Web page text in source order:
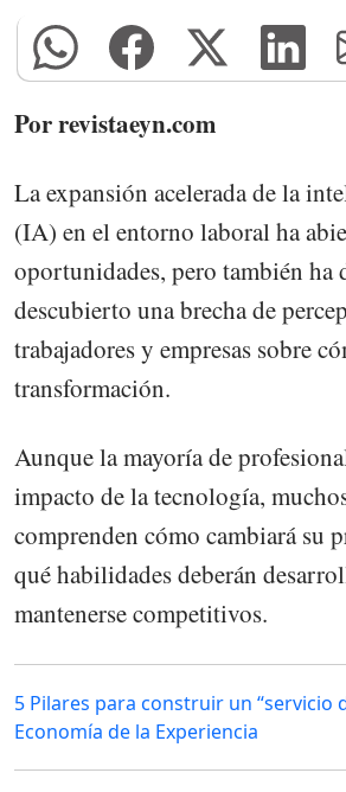
Por revistaeyn.com
La expansión acelerada de la
(IA) en el entorno laboral ha
oportunidades, pero también ha
descubierto una brecha de
trabajadores y empresas sobre
transformación.
Aunque la mayoría de
impacto de la tecnología,
comprenden cómo cambiará su
qué habilidades deberán
mantenerse competitivos.
5 Pilares para construir un “servicio
Economía de la Experiencia